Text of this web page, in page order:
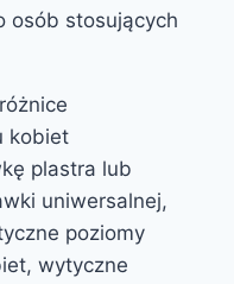
osób stosujących
kobiet
plastra lub
uniwersalnej,
poziomy
wytyczne